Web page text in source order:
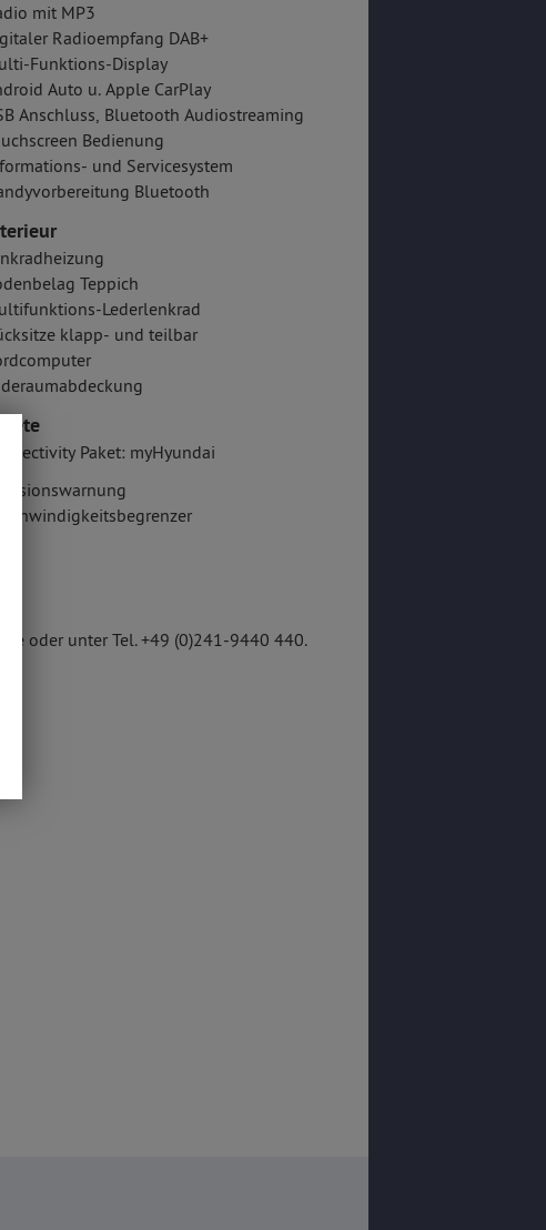
mit MP3
Radioempfang DAB+
Funktions-Display
Auto u. Apple CarPlay
Anschluss, Bluetooth Audiostreaming
Bedienung
und Servicesystem
Bluetooth
Teppich
Lederlenkrad
klapp- und teilbar
Paket: myHyundai
oder unter Tel. +49 (0)241-9440 440.